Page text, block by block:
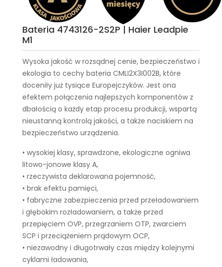
Bateria 4743126-2S2P | Haier Leadpie
M1
Wysoka jakość w rozsądnej cenie, bezpieczeństwo i
ekologia to cechy bateria CMLI2X3I002B, które
doceniły już tysiące Europejczyków. Jest ona
efektem połączenia najlepszych komponentów z
dbałością o każdy etap procesu produkcji, wspartą
nieustanną kontrolą jakości, a także naciskiem na
bezpieczeństwo urządzenia.
• wysokiej klasy, sprawdzone, ekologiczne ogniwa
litowo-jonowe klasy A,
• rzeczywista deklarowana pojemność,
• brak efektu pamięci,
• fabryczne zabezpieczenia przed przeładowaniem
i głębokim rozładowaniem, a także przed
przepięciem OVP, przegrzaniem OTP, zwarciem
SCP i przeciążeniem prądowym OCP,
• niezawodny i długotrwały czas między kolejnymi
cyklami ładowania,